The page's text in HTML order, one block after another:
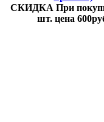
СКИДКА При
шт. цена